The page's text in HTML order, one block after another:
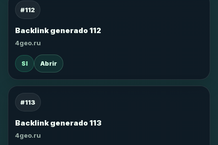
#112
Backlink generado 112
4geo.ru
SI Abrir
#113
Backlink generado 113
4geo.ru